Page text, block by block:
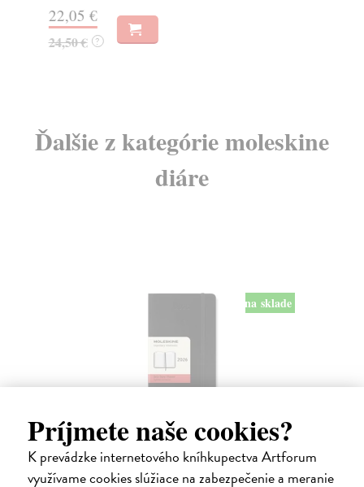
Príjmete naše cookies?
K prevádzke internetového kníhkupectva Artforum
využívame cookies slúžiace na zabezpečenie a meranie
22,05 €
24,50 € ?
Ďalšie z kategórie moleskine
diáre
na sklade
Diár Moleskine 2026 - mäkké dosky, S,
denný, čierny
9 x 14 cm| Zápisník Moleskine
Denný diár vreckové veľkosti na rok 2026. Na každý deň stránka pre